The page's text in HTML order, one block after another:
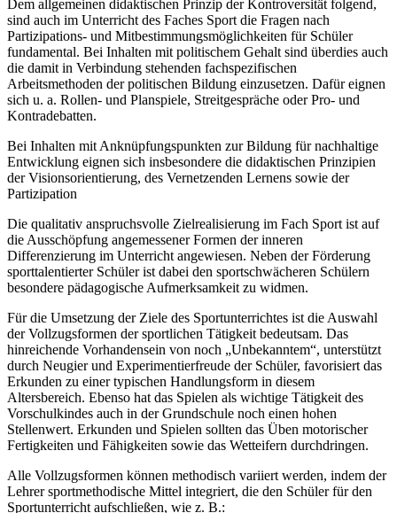
Dem allgemeinen didaktischen Prinzip der Kontroversität folgend,
sind auch im Unterricht des Faches Sport die Fragen nach
Partizipations- und Mitbestimmungsmöglichkeiten für Schüler
fundamental. Bei Inhalten mit politischem Gehalt sind überdies auch
die damit in Verbindung stehenden fachspezifischen
Arbeitsmethoden der politischen Bildung einzusetzen. Dafür eignen
sich u. a. Rollen- und Planspiele, Streitgespräche oder Pro- und
Kontradebatten.
Bei Inhalten mit Anknüpfungspunkten zur Bildung für nachhaltige
Entwicklung eignen sich insbesondere die didaktischen Prinzipien
der Visionsorientierung, des Vernetzenden Lernens sowie der
Partizipation
Die qualitativ anspruchsvolle Zielrealisierung im Fach Sport ist auf
die Ausschöpfung angemessener Formen der inneren
Differenzierung im Unterricht angewiesen. Neben der Förderung
sporttalentierter Schüler ist dabei den sportschwächeren Schülern
besondere pädagogische Aufmerksamkeit zu widmen.
Für die Umsetzung der Ziele des Sportunterrichtes ist die Auswahl
der Vollzugsformen der sportlichen Tätigkeit bedeutsam. Das
hinreichende Vorhandensein von noch „Unbekanntem“, unterstützt
durch Neugier und Experimentierfreude der Schüler, favorisiert das
Erkunden zu einer typischen Handlungsform in diesem
Altersbereich. Ebenso hat das Spielen als wichtige Tätigkeit des
Vorschulkindes auch in der Grundschule noch einen hohen
Stellenwert. Erkunden und Spielen sollten das Üben motorischer
Fertigkeiten und Fähigkeiten sowie das Wetteifern durchdringen.
Alle Vollzugsformen können methodisch variiert werden, indem der
Lehrer sportmethodische Mittel integriert, die den Schüler für den
Sportunterricht aufschließen, wie z. B.: